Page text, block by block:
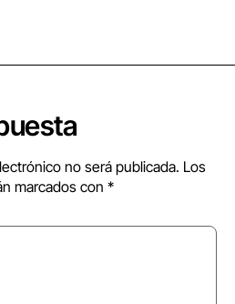
no será publicada. Los
marcados con *